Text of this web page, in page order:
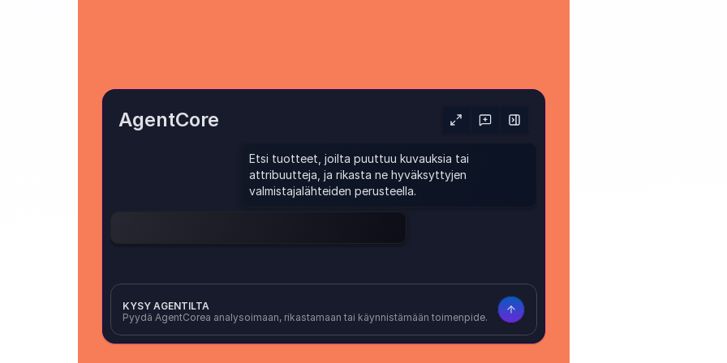
AgentCore
Etsi tuotteet, joilta puuttuu kuvauksia tai
attribuutteja, ja rikasta ne hyväksyttyjen
valmistajalähteiden perusteella.
KYSY AGENTILTA
Pyydä AgentCorea analysoimaan, rikastamaan tai käynnistämään toimenpide.